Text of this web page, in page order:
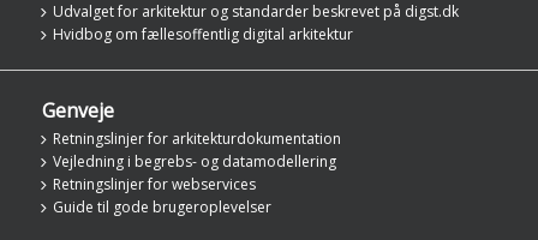
Udvalget for arkitektur og standarder beskrevet på digst.dk
Hvidbog om fællesoffentlig digital arkitektur
Genveje
Retningslinjer for arkitekturdokumentation
Vejledning i begrebs- og datamodellering
Retningslinjer for webservices
Guide til gode brugeroplevelser